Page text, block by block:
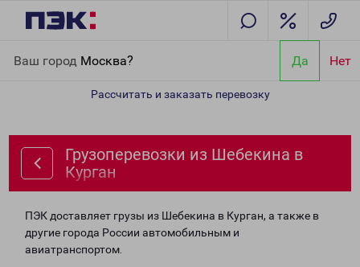
Ваш город Москва? Да Нет
Рассчитать и заказать перевозку
Грузоперевозки из Шебекина в
Курган
ПЭК доставляет грузы из Шебекина в Курган, а также в
другие города России автомобильным и
авиатранспортом.